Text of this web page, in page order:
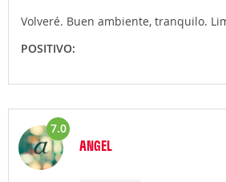
Volveré. Buen ambiente, tranquilo.
POSITIVO:
7.0
ANGEL